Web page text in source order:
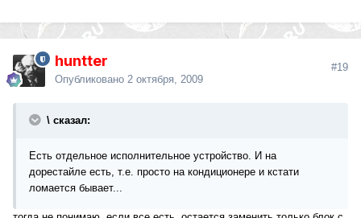
huntter
Опубликовано 2 октября, 2009
#19
\ сказал:
Есть отдельное исполнительное устройство. И на
дорестайле есть, т.е. просто на кондиционере и кстати
ломается бывает...